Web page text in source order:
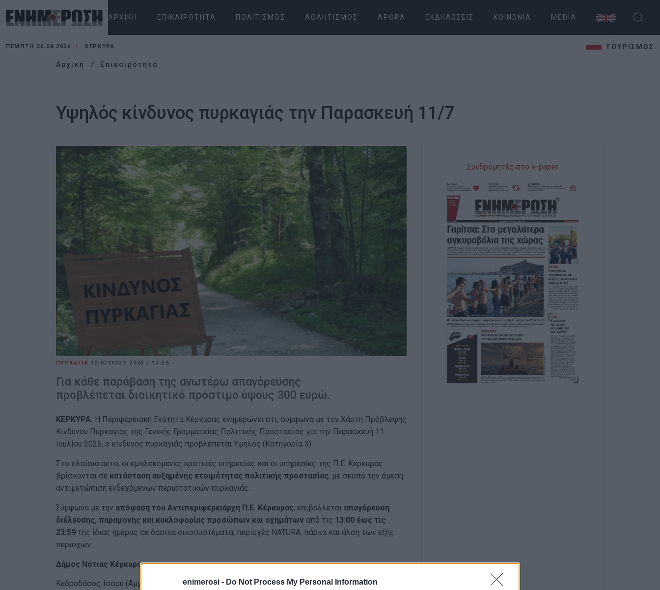
enimerosi - Do Not Process My Personal Information
ΑΡΧΙΚΉ ΕΠΙΚΑΙΡΌΤΗΤΑ ΠΟΛΙΤΙΣΜΌΣ ΑΘΛΗΤΙΣΜΌΣ ΆΡΘΡΑ ΕΚΔΗΛΏΣΕΙΣ ΚΟΙΝΩΝΊΑ MEDIA
ΠΈΜΠΤΗ 06.08.2026 ΚΕΡΚΥΡΑ ΤΟΥΡΙΣΜΟΣ
Αρχική Επικαιρότητα
Υψηλός κίνδυνος πυρκαγιάς την Παρασκευή 11/7
ΠΥΡΚΑΓΙΑ 10 ΙΟΥΛΊΟΥ 2025 / 13:56
Για κάθε παράβαση της ανωτέρω απαγόρευσης
προβλέπεται διοικητικό πρόστιμο ύψους 300 ευρώ.
ΚΕΡΚΥΡΑ. Η Περιφερειακή Ενότητα Κέρκυρας ενημερώνει ότι, σύμφωνα με τον Χάρτη Πρόβλεψης
Κινδύνου Πυρκαγιάς της Γενικής Γραμματείας Πολιτικής Προστασίας για την Παρασκευή 11
Ιουλίου 2025, ο κίνδυνος πυρκαγιάς προβλέπεται Υψηλός (Κατηγορία 3).
Στο πλαίσιο αυτό, οι εμπλεκόμενες κρατικές υπηρεσίες και οι υπηρεσίες της Π.Ε. Κέρκυρας
βρίσκονται σε κατάσταση αυξημένης ετοιμότητας πολιτικής προστασίας, με σκοπό την άμεση
αντιμετώπιση ενδεχόμενων περιστατικών πυρκαγιάς.
Σύμφωνα με την απόφαση του Αντιπεριφερειάρχη Π.Ε. Κέρκυρας, επιβάλλεται απαγόρευση
διέλευσης, παραμονής και κυκλοφορίας προσώπων και οχημάτων από τις 13:00 έως τις
23:59 της ίδιας ημέρας σε δασικά οικοσυστήματα, περιοχές NATURA, πάρκα και άλση των εξής
περιοχών:
Δήμος Νότιας Κέρκυρας
Κεδροδάσος Ίσσου (Αμμοθίνες Κορισσίων)
Συνδρομητές στο e-paper